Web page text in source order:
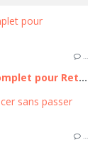
…
Remplacer la batterie iPhone 11 : Guide Complet pour Retrouver l'autonomie de votre appareil
…